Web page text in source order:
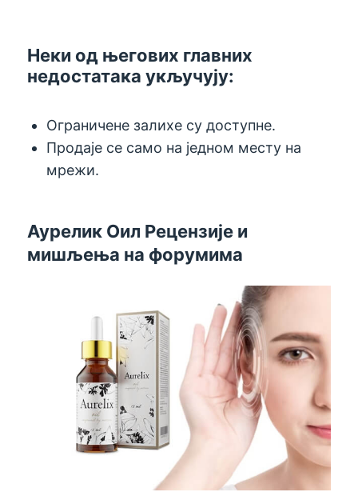
Неки од његових главних
недостатака укључују:
Ограничене залихе су доступне.
Продаје се само на једном месту на
мрежи.
Аурелик Оил Рецензије и
мишљења на форумима